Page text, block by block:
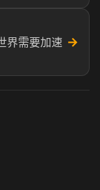
界需要加速 →